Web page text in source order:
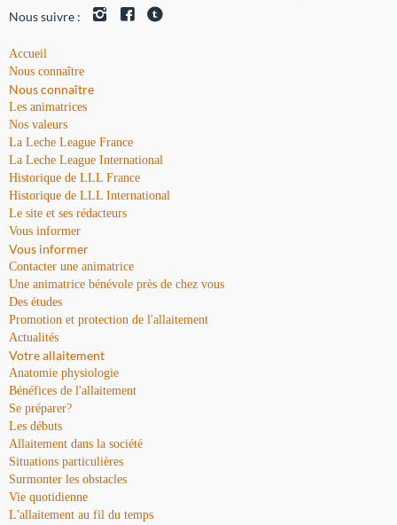
Nous suivre :
Accueil
Nous connaître
Nous connaître
Les animatrices
Nos valeurs
La Leche League France
La Leche League International
Historique de LLL France
Historique de LLL International
Le site et ses rédacteurs
Vous informer
Vous informer
Contacter une animatrice
Une animatrice bénévole près de chez vous
Des études
Promotion et protection de l'allaitement
Actualités
Votre allaitement
Anatomie physiologie
Bénéfices de l'allaitement
Se préparer?
Les débuts
Allaitement dans la société
Situations particulières
Surmonter les obstacles
Vie quotidienne
L'allaitement au fil du temps